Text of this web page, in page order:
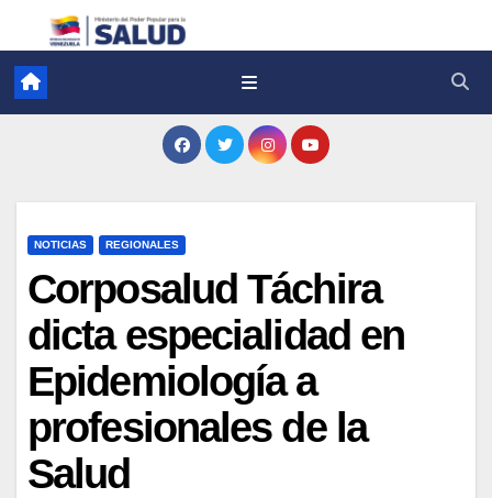
NOTICIAS REGIONALES
Corposalud Táchira
dicta especialidad en
Epidemiología a
profesionales de la
Salud